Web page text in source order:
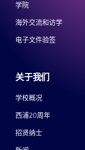
学院
海外交流和访学
电子文件验签
关于我们
学校概况
西浦20周年
招贤纳士